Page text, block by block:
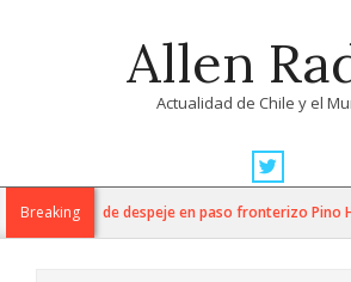
Allen
Actualidad de Chile y el
Navigation
MenuBreaking
trabajos de despeje en paso fronterizo Pino